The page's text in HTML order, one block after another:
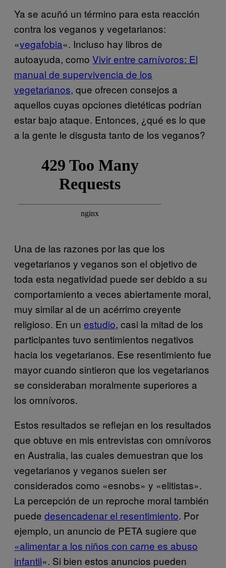
Ya se acuñó un término para esta reacción
contra los veganos y vegetarianos:
«vegafobia«. Incluso hay libros de
autoayuda, como Vivir entre carnívoros: El
manual de supervivencia de los
vegetarianos, que ofrecen consejos a
aquellos cuyas opciones dietéticas podrían
estar bajo ataque. Entonces, ¿qué es lo que
a la gente le disgusta tanto de los veganos?
Una de las razones por las que los
vegetarianos y veganos son el objetivo de
toda esta negatividad puede ser debido a su
comportamiento a veces abiertamente moral,
muy similar al de un acérrimo creyente
religioso. En un estudio, casi la mitad de los
participantes tuvo sentimientos negativos
hacia los vegetarianos. Ese resentimiento fue
mayor cuando sintieron que los vegetarianos
se consideraban moralmente superiores a
los omnívoros.
Estos resultados se reflejan en los resultados
que obtuve en mis entrevistas con omnívoros
en Australia, las cuales demuestran que los
vegetarianos y veganos suelen ser
considerados como «esnobs» y «elitistas».
La percepción de un reproche moral también
puede desencadenar el resentimiento. Por
ejemplo, un anuncio de PETA sugiere que
«alimentar a los niños con carne es abuso
infantil«. Si bien estos anuncios pueden